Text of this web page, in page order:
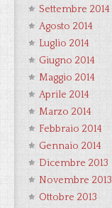
Settembre 2014
Agosto 2014
Luglio 2014
Giugno 2014
Maggio 2014
Aprile 2014
Marzo 2014
Febbraio 2014
Gennaio 2014
Dicembre 2013
Novembre 2013
Ottobre 2013